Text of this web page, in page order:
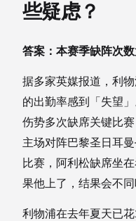
些疑虑？
答案：本赛季缺阵次
据多家英媒报道，利
的出勤率感到「失望
伤势多次缺席关键比
主场对阵巴黎圣日耳
比赛，阿利松缺席坐
果他上了，结果会不同
利物浦在去年夏天已